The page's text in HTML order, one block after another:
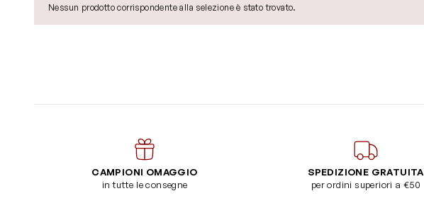
Nessun prodotto corrispondente alla selezione è stato trovato.
CAMPIONI OMAGGIO
in tutte le consegne
SPEDIZIONE GRATUITA
per ordini superiori a €50